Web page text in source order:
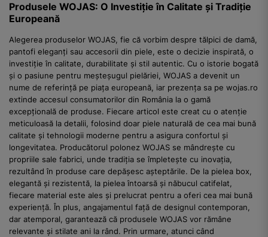
Produsele WOJAS: O Investiție în Calitate și Tradiție
Europeană
Alegerea produselor WOJAS, fie că vorbim despre tălpici de damă,
pantofi eleganți sau accesorii din piele, este o decizie inspirată, o
investiție în calitate, durabilitate și stil autentic. Cu o istorie bogată
și o pasiune pentru meșteșugul pielăriei, WOJAS a devenit un
nume de referință pe piața europeană, iar prezența sa pe wojas.ro
extinde accesul consumatorilor din România la o gamă
excepțională de produse. Fiecare articol este creat cu o atenție
meticuloasă la detalii, folosind doar piele naturală de cea mai bună
calitate și tehnologii moderne pentru a asigura confortul și
longevitatea. Producătorul polonez WOJAS se mândrește cu
propriile sale fabrici, unde tradiția se împletește cu inovația,
rezultând în produse care depășesc așteptările. De la pielea box,
elegantă și rezistentă, la pielea întoarsă și năbucul catifelat,
fiecare material este ales și prelucrat pentru a oferi cea mai bună
experiență. În plus, angajamentul față de designul contemporan,
dar atemporal, garantează că produsele WOJAS vor rămâne
relevante și stilate ani la rând. Prin urmare, atunci când